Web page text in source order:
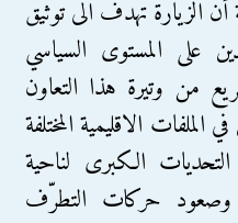
الزيارة تهدف الى توثيق
على المستوى السياسي
من وتيرة هذا التعاون
الملفات الاقليمية المختلفة
الكبرى لناحية
وصعود حركات التطرّف